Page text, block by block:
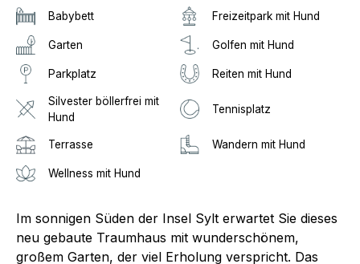
Babybett Freizeitpark mit Hund
Garten Golfen mit Hund
Parkplatz Reiten mit Hund
Silvester böllerfrei mit
Hund
Tennisplatz
Terrasse Wandern mit Hund
Wellness mit Hund
Im sonnigen Süden der Insel Sylt erwartet Sie dieses
neu gebaute Traumhaus mit wunderschönem,
großem Garten, der viel Erholung verspricht. Das